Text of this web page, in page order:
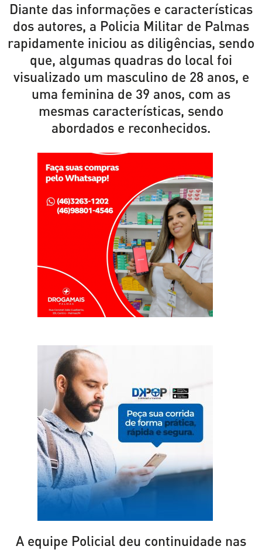
Diante das informações e características
dos autores, a Policia Militar de Palmas
rapidamente iniciou as diligências, sendo
que, algumas quadras do local foi
visualizado um masculino de 28 anos, e
uma feminina de 39 anos, com as
mesmas características, sendo
abordados e reconhecidos.
A equipe Policial deu continuidade nas